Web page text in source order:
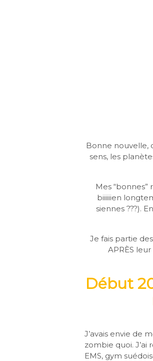
Bonne nouvelle,
sens, les
Mes
biiiiiien
siennes ???).
Je fais partie
APRÈS
Début
J’avais envie de
zombie quoi. J’ai
EMS, gym